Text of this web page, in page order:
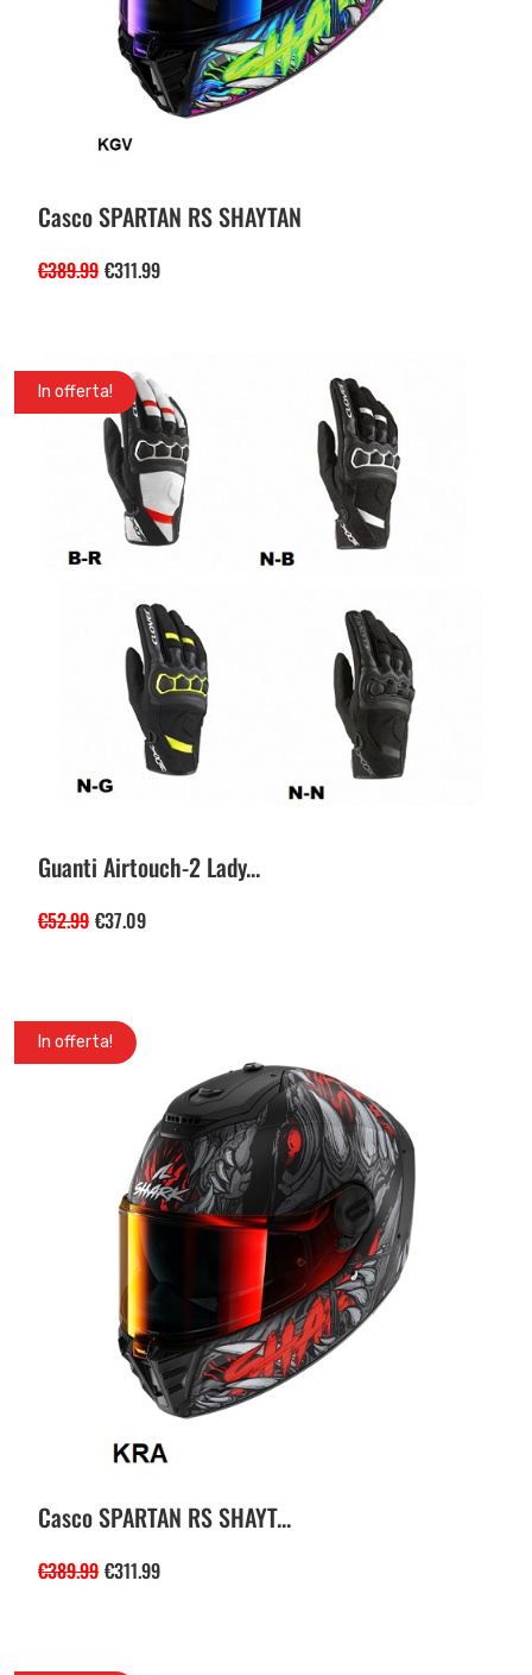
Casco SPARTAN RS SHAYTAN
€389.99 €311.99
In offerta!
Guanti Airtouch-2 Lady...
€52.99 €37.09
In offerta!
Casco SPARTAN RS SHAYT...
€389.99 €311.99